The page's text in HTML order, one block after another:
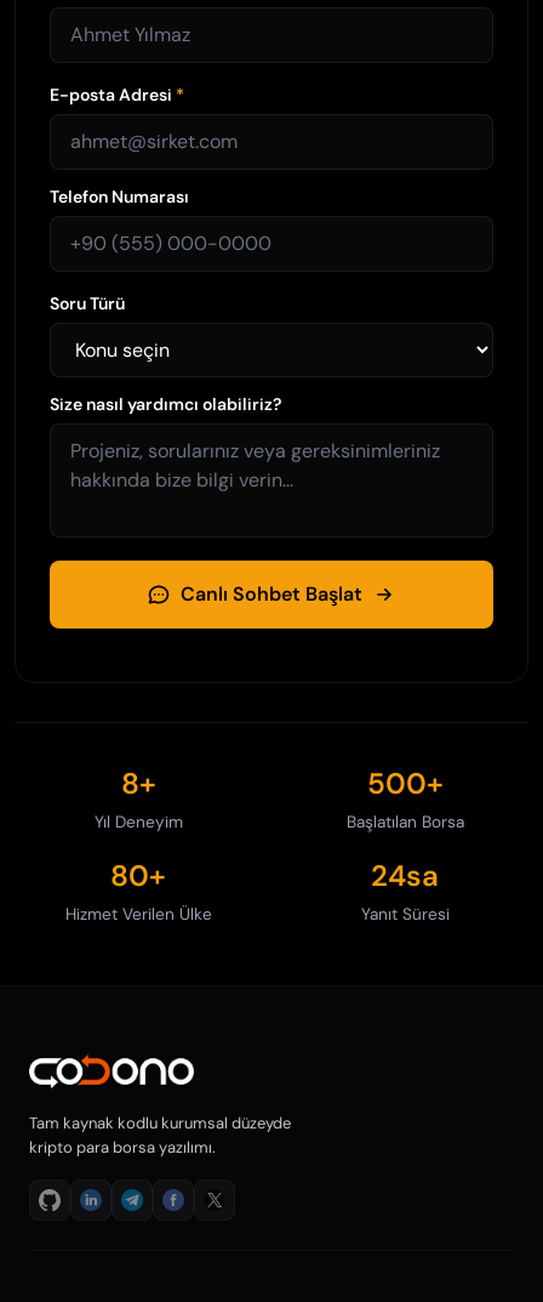
E-posta Adresi *
Telefon Numarası
Soru Türü
Size nasıl yardımcı olabiliriz?
Canlı Sohbet Başlat
8+
Yıl Deneyim
500+
Başlatılan Borsa
80+
Hizmet Verilen Ülke
24sa
Yanıt Süresi
Tam kaynak kodlu kurumsal düzeyde
kripto para borsa yazılımı.